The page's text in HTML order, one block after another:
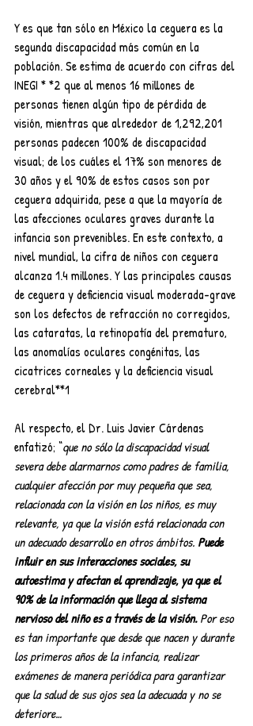
Y es que tan sólo en México la ceguera es la
segunda discapacidad más común en la
población. Se estima de acuerdo con cifras del
INEGI * *2 que al menos 16 millones de
personas tienen algún tipo de pérdida de
visión, mientras que alrededor de 1,292,201
personas padecen 100% de discapacidad
visual; de los cuáles el 17% son menores de
30 años y el 90% de estos casos son por
ceguera adquirida, pese a que la mayoría de
las afecciones oculares graves durante la
infancia son prevenibles. En este contexto, a
nivel mundial, la cifra de niños con ceguera
alcanza 1.4 millones. Y las principales causas
de ceguera y deficiencia visual moderada-grave
son los defectos de refracción no corregidos,
las cataratas, la retinopatía del prematuro,
las anomalías oculares congénitas, las
cicatrices corneales y la deficiencia visual
cerebral**1
Al respecto, el Dr. Luis Javier Cárdenas
enfatizó; “que no sólo la discapacidad visual
severa debe alarmarnos como padres de familia,
cualquier afección por muy pequeña que sea,
relacionada con la visión en los niños, es muy
relevante, ya que la visión está relacionada con
un adecuado desarrollo en otros ámbitos. Puede
influir en sus interacciones sociales, su
autoestima y afectan el aprendizaje, ya que el
90% de la información que llega al sistema
nervioso del niño es a través de la visión. Por eso
es tan importante que desde que nacen y durante
los primeros años de la infancia, realizar
exámenes de manera periódica para garantizar
que la salud de sus ojos sea la adecuada y no se
deteriore…